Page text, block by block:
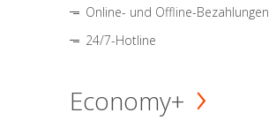
Online- und Offline-Bezahlungen
24/7-Hotline
Economy+